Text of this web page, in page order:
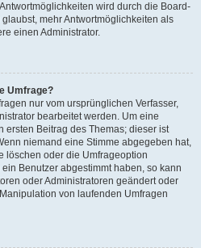
wird durch die Board-
mehr Antwortmöglichkeiten als
einen Administrator.
Umfrage?
nur vom ursprünglichen Verfasser,
bearbeitet werden. Um eine
ersten Beitrag des Themas; dieser ist
niemand eine Stimme abgegeben hat,
löschen oder die Umfrageoption
Benutzer abgestimmt haben, so kann
oder Administratoren geändert oder
von laufenden Umfragen